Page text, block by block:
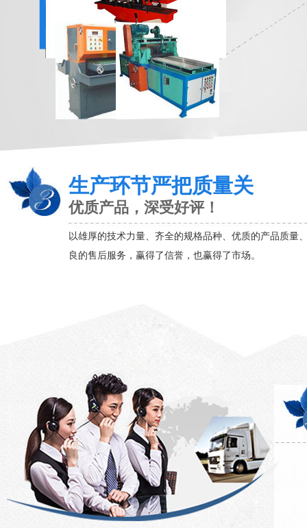
生产环节严把质量关
优质产品，深受好评！
以雄厚的技术力量、齐全的规格品种、优质的产品质量
良的售后服务，赢得了信誉，也赢得了市场。